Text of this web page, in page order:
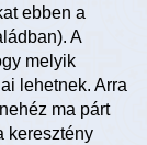
ebben a
A
melyik
lehetnek. Arra
ma párt
keresztény